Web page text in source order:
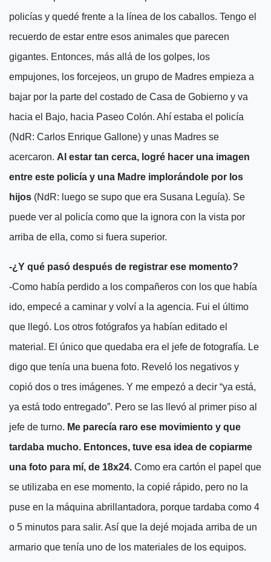
policías y quedé frente a la línea de los caballos. Tengo el
recuerdo de estar entre esos animales que parecen
gigantes. Entonces, más allá de los golpes, los
empujones, los forcejeos, un grupo de Madres empieza a
bajar por la parte del costado de Casa de Gobierno y va
hacia el Bajo, hacia Paseo Colón. Ahí estaba el policía
(NdR: Carlos Enrique Gallone) y unas Madres se
acercaron. Al estar tan cerca, logré hacer una imagen
entre este policía y una Madre implorándole por los
hijos (NdR: luego se supo que era Susana Leguía). Se
puede ver al policía como que la ignora con la vista por
arriba de ella, como si fuera superior.
-¿Y qué pasó después de registrar ese momento?
-Como había perdido a los compañeros con los que había
ido, empecé a caminar y volví a la agencia. Fui el último
que llegó. Los otros fotógrafos ya habían editado el
material. El único que quedaba era el jefe de fotografía. Le
digo que tenía una buena foto. Reveló los negativos y
copió dos o tres imágenes. Y me empezó a decir “ya está,
ya está todo entregado”. Pero se las llevó al primer piso al
jefe de turno. Me parecía raro ese movimiento y que
tardaba mucho. Entonces, tuve esa idea de copiarme
una foto para mí, de 18x24. Como era cartón el papel que
se utilizaba en ese momento, la copié rápido, pero no la
puse en la máquina abrillantadora, porque tardaba como 4
o 5 minutos para salir. Así que la dejé mojada arriba de un
armario que tenía uno de los materiales de los equipos.